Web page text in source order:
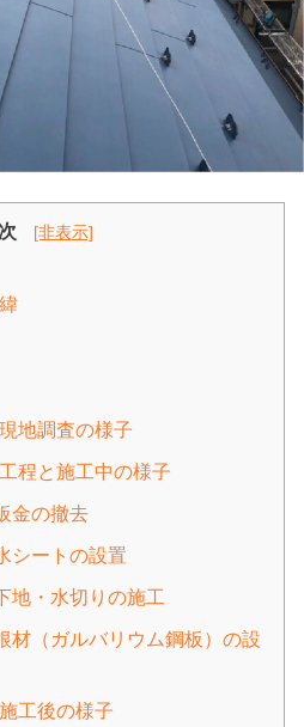
[非表示]
地調査の様子
程と施工中の様子
金の撤去
シートの設置
地・水切りの施工
材（ガルバリウム鋼板）の設
工後の様子